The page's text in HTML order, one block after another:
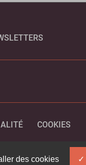
COOKIES
des cookies